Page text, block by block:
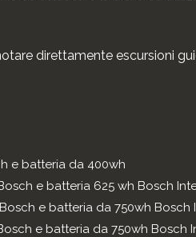
direttamente escursioni
e batteria da 400wh
e batteria 625 wh Bosch
e batteria da 750wh Bosch
e batteria da 750wh Bosch